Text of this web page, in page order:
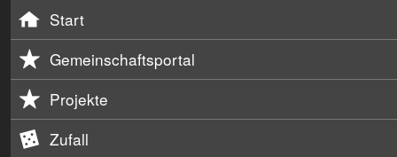
Start
Gemeinschaftsportal
Projekte
Zufall